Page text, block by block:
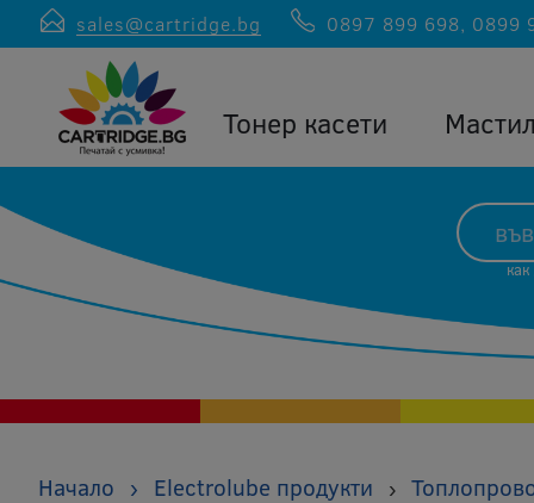
sales@cartridge.bg 0897 899 698, 0899
Тонер касети
Начало › Electrolube продукти ›